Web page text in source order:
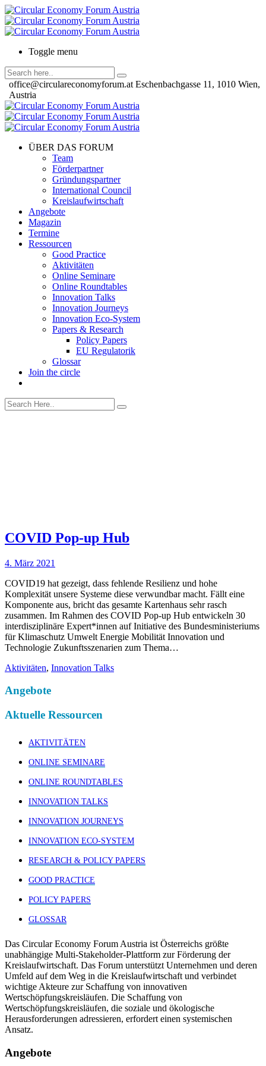
Toggle menu
office@circulareconomyforum.at Eschenbachgasse 11, 1010 Wien,
Austria
ÜBER DAS FORUM
Team
Förderpartner
Gründungspartner
International Council
Kreislaufwirtschaft
Angebote
Magazin
Termine
Ressourcen
Good Practice
Aktivitäten
Online Seminare
Online Roundtables
Innovation Talks
Innovation Journeys
Innovation Eco-System
Papers & Research
Policy Papers
EU Regulatorik
Glossar
Join the circle
COVID Pop-up Hub
4. März 2021
COVID19 hat gezeigt, dass fehlende Resilienz und hohe
Komplexität unsere Systeme diese verwundbar macht. Fällt eine
Komponente aus, bricht das gesamte Kartenhaus sehr rasch
zusammen. Im Rahmen des COVID Pop-up Hub entwickeln 30
interdisziplinäre Expert*innen auf Initiative des Bundesministeriums
für Klimaschutz Umwelt Energie Mobilität Innovation und
Technologie Zukunftsszenarien zum Thema…
Aktivitäten, Innovation Talks
Angebote
Aktuelle Ressourcen
AKTIVITÄTEN
ONLINE SEMINARE
ONLINE ROUNDTABLES
INNOVATION TALKS
INNOVATION JOURNEYS
INNOVATION ECO-SYSTEM
RESEARCH & POLICY PAPERS
GOOD PRACTICE
POLICY PAPERS
GLOSSAR
Das Circular Economy Forum Austria ist Österreichs größte
unabhängige Multi-Stakeholder-Plattform zur Förderung der
Kreislaufwirtschaft. Das Forum unterstützt Unternehmen und deren
Umfeld auf dem Weg in die Kreislaufwirtschaft und verbindet
wichtige Akteure zur Schaffung von innovativen
Wertschöpfungskreisläufen. Die Schaffung von
Wertschöpfungskreisläufen, die soziale und ökologische
Herausforderungen adressieren, erfordert einen systemischen
Ansatz.
Angebote